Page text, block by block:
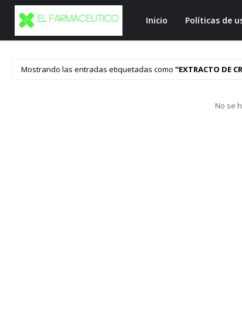
Inicio Políticas de
Mostrando las entradas etiquetadas como EXTRACTO DE
No se